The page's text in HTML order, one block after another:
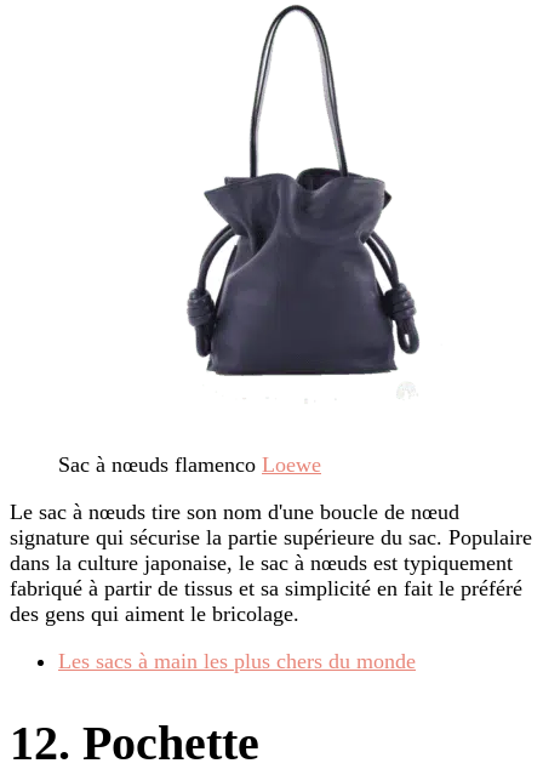
Sac à nœuds flamenco Loewe
Le sac à nœuds tire son nom d'une boucle de nœud
signature qui sécurise la partie supérieure du sac. Populaire
dans la culture japonaise, le sac à nœuds est typiquement
fabriqué à partir de tissus et sa simplicité en fait le préféré
des gens qui aiment le bricolage.
Les sacs à main les plus chers du monde
12. Pochette